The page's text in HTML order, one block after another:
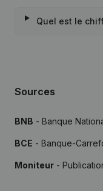
Quel est le
Sources
BNB - Banque
BCE - Banque-
Moniteur -